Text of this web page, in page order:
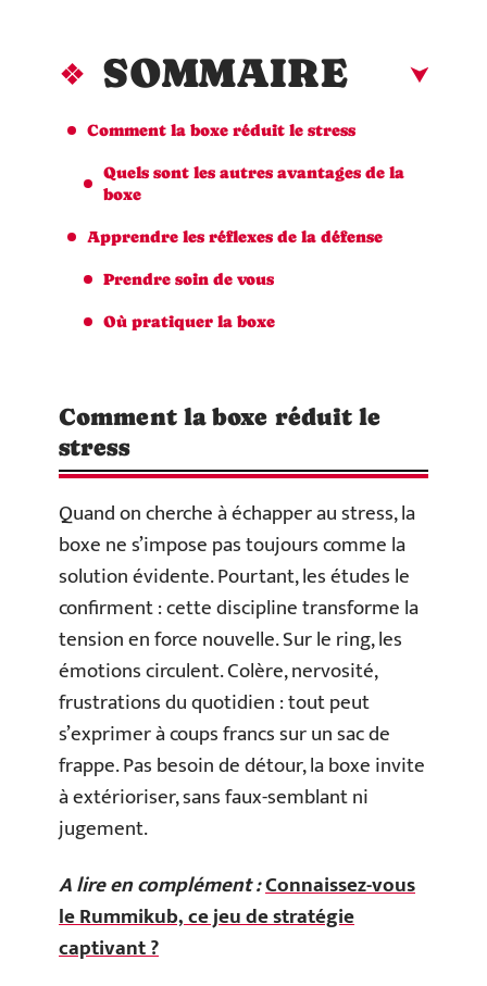
SOMMAIRE
Comment la boxe réduit le stress
Quels sont les autres avantages de la
boxe
Apprendre les réflexes de la défense
Prendre soin de vous
Où pratiquer la boxe
Comment la boxe réduit le
stress
Quand on cherche à échapper au stress, la
boxe ne s’impose pas toujours comme la
solution évidente. Pourtant, les études le
confirment : cette discipline transforme la
tension en force nouvelle. Sur le ring, les
émotions circulent. Colère, nervosité,
frustrations du quotidien : tout peut
s’exprimer à coups francs sur un sac de
frappe. Pas besoin de détour, la boxe invite
à extérioriser, sans faux-semblant ni
jugement.
A lire en complément :Connaissez-vous
le Rummikub, ce jeu de stratégie
captivant ?